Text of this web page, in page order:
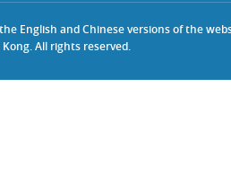
English and Chinese versions of the
All rights reserved.